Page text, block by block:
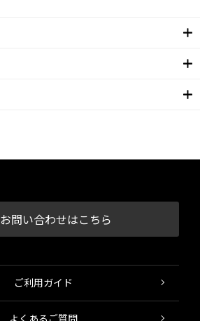
お問い合わせはこちら
ご利用ガイド
よくあるご質問